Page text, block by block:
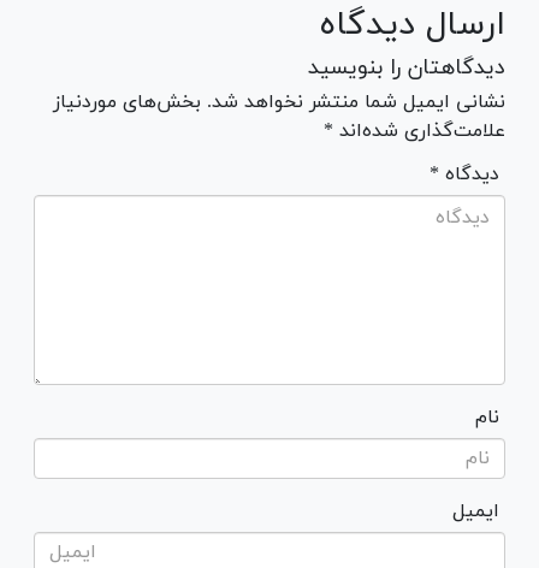
ارسال دیدگاه
دیدگاهتان را بنویسید
نشانی ایمیل شما منتشر نخواهد شد. بخش‌های موردنیاز
علامت‌گذاری شده‌اند *
* دیدگاه
نام
ایمیل